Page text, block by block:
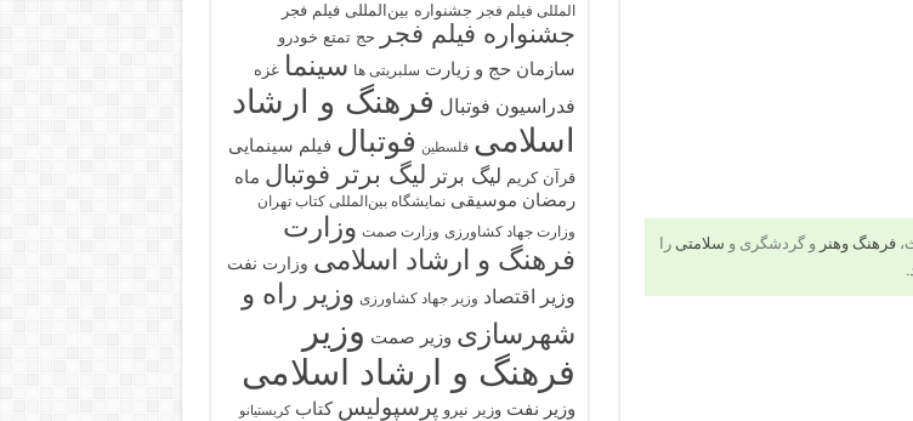
فرهنگ وهنر و گردشگری و سلامتی را
المللی فیلم فجر جشنواره بین‌المللی فیلم فجر
جشنواره فیلم فجر حج تمتع خودرو
سازمان حج و زیارت سلبریتی ها سینما غزه
فدراسیون فوتبال فرهنگ و ارشاد
اسلامی فلسطین فوتبال فیلم سینمایی
قرآن کریم لیگ برتر لیگ برتر فوتبال ماه
رمضان موسیقی نمایشگاه بین‌المللی کتاب تهران
وزارت جهاد کشاورزی وزارت صمت وزارت
فرهنگ و ارشاد اسلامی وزارت نفت
وزیر اقتصاد وزیر جهاد کشاورزی وزیر راه و
شهرسازی وزیر صمت وزیر
فرهنگ و ارشاد اسلامی
وزیر نفت وزیر نیرو پرسپولیس کتاب کریستیانو